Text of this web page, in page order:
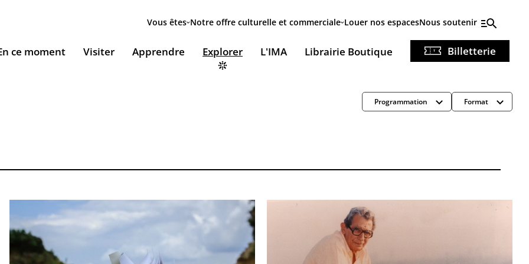
secondaire
Vous êtes Notre offre culturelle et commerciale Louer nos espacesNous soutenir
ce moment
Les Samedis de la poésie
Rencontres littéraires de l’IMA
Les escales musicales du musée
Visiter
Shahid
Café littéraire et self
Apprendre
le portail documentaire de l'IMA
/ Emprunter des livres et des médias à la
de l'IMA
Explorer L'IMA
Mécènes et sponsors
Nous contacter
Librairie Boutique Billetterie
Programmation Format